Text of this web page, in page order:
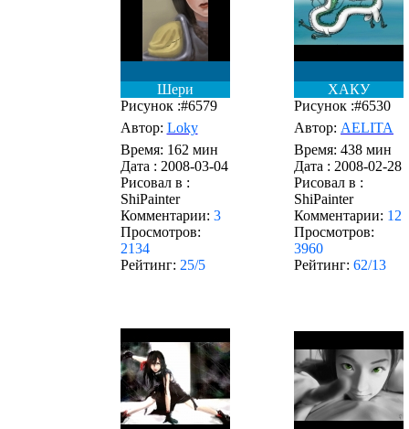
Шери
Рисунок :#6579
Автор: Loky
Время: 162 мин
Дата : 2008-03-04
Рисовал в :
ShiPainter
Комментарии: 3
Просмотров:
2134
Рейтинг: 25/5
ХАКУ
Рисунок :#6530
Автор: AELITA
Время: 438 мин
Дата : 2008-02-28
Рисовал в :
ShiPainter
Комментарии: 12
Просмотров:
3960
Рейтинг: 62/13